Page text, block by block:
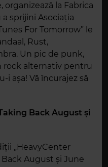
la Fabrica
sprijini Asociația
For Tomorrow” le
Rust,
Un pic de punk,
rock alternativ pentru
i așa! Vă încurajez să
Back August și
„HeavyCenter
August și June